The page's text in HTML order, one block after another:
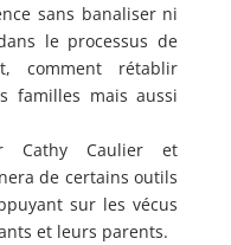
sans banaliser ni
le processus de
comment rétablir
familles mais aussi
Cathy Caulier et
de certains outils
sur les vécus
et leurs parents.